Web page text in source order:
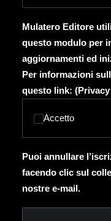
Mulatero Editore
questo modulo per
aggiornamenti ed
Per informazioni
questo link: (
Accetto
Puoi annullare
facendo clic sul
nostre e-mail.